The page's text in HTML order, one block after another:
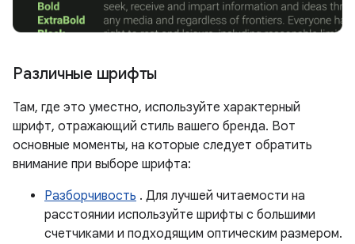
Различные шрифты
Там, где это уместно, используйте характерный
шрифт, отражающий стиль вашего бренда. Вот
основные моменты, на которые следует обратить
внимание при выборе шрифта:
Разборчивость . Для лучшей читаемости на
расстоянии используйте шрифты с большими
счетчиками и подходящим оптическим размером.